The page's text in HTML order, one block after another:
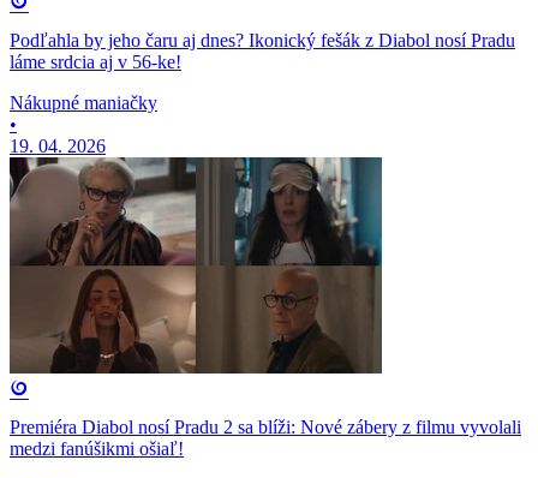
Podľahla by jeho čaru aj dnes? Ikonický fešák z Diabol nosí Pradu
láme srdcia aj v 56-ke!
Nákupné maniačky
•
19. 04. 2026
Premiéra Diabol nosí Pradu 2 sa blíži: Nové zábery z filmu vyvolali
medzi fanúšikmi ošiaľ!